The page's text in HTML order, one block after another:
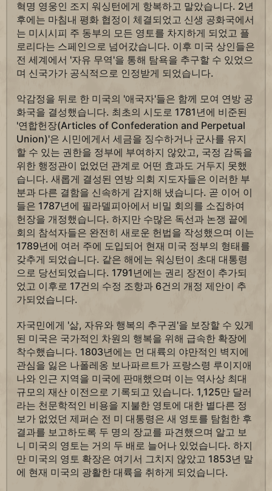
혁명 영웅인 조지 워싱턴에게 항복하고 말았습니다. 2년
후에는 마침내 평화 협정이 체결되었고 신생 공화국에서
는 미시시피 주 동부의 모든 영토를 차지하게 되었고 플
로리다는 스페인으로 넘어갔습니다. 이후 미국 상인들은
전 세계에서 '자유 무역'을 통해 탐욕을 추구할 수 있었으
며 신국가가 공식적으로 인정받게 되었습니다.
악감정을 뒤로 한 미국의 '애국자'들은 함께 모여 연방 공
화국을 결성했습니다. 최초의 시도로 1781년에 비준된
'연합헌장(Articles of Confederation and Perpetual
Union)'은 시민에게서 세금을 징수하거나 군사를 유지
할 수 있는 권한을 정부에 부여하지 않았고, 국정 감독을
위한 행정관이 없었던 관계로 어떤 효과도 거두지 못했
습니다. 새롭게 결성된 연방 의회 지도자들은 이러한 부
분과 다른 결함을 신속하게 감지해 냈습니다. 곧 이어 이
들은 1787년에 필라델피아에서 비밀 회의를 소집하여
헌장을 개정했습니다. 하지만 수많은 독선과 논쟁 끝에
회의 참석자들은 완전히 새로운 헌법을 작성했으며 이는
1789년에 여러 주에 도입되어 현재 미국 정부의 형태를
갖추게 되었습니다. 같은 해에는 워싱턴이 초대 대통령
으로 당선되었습니다. 1791년에는 권리 장전이 추가되
었고 이후로 17건의 수정 조항과 6건의 개정 제안이 추
가되었습니다.
자국민에게 '삶, 자유와 행복의 추구권'을 보장할 수 있게
된 미국은 국가적인 차원의 행복을 위해 급속한 확장에
착수했습니다. 1803년에는 먼 대륙의 야만적인 벽지에
관심을 잃은 나폴레옹 보나파르트가 프랑스령 루이지애
나와 인근 지역을 미국에 판매했으며 이는 역사상 최대
규모의 재산 이전으로 기록되고 있습니다. 1,125만 달러
라는 천문학적인 비용을 지불한 영토에 대한 별다른 정
보가 없었던 제퍼슨 전 미 대통령은 새 영토를 탐험한 후
결과를 보고하도록 두 명의 장교를 파견했으며 알고 보
니 미국의 영토는 거의 두 배로 늘어나 있었습니다. 하지
만 미국의 영토 확장은 여기서 그치지 않았고 1853년 말
에 현재 미국의 광활한 대륙을 취하게 되었습니다.